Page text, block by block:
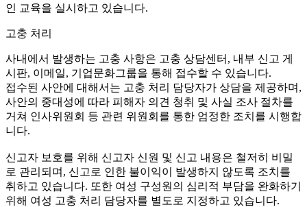
인 교육을 실시하고 있습니다.
고충 처리
사내에서 발생하는 고충 사항은 고충 상담센터, 내부 신고 게
시판, 이메일, 기업문화그룹을 통해 접수할 수 있습니다.
접수된 사안에 대해서는 고충 처리 담당자가 상담을 제공하며,
사안의 중대성에 따라 피해자 의견 청취 및 사실 조사 절차를
거쳐 인사위원회 등 관련 위원회를 통한 엄정한 조치를 시행합
니다.
신고자 보호를 위해 신고자 신원 및 신고 내용은 철저히 비밀
로 관리되며, 신고로 인한 불이익이 발생하지 않도록 조치를
취하고 있습니다. 또한 여성 구성원의 심리적 부담을 완화하기
위해 여성 고충 처리 담당자를 별도로 지정하고 있습니다.